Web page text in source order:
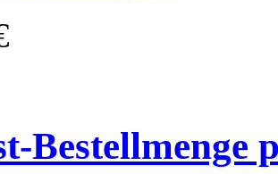
Bestellmenge